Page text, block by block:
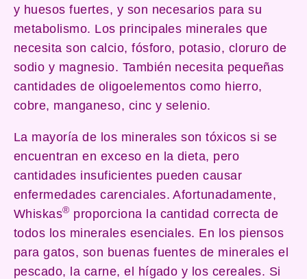
y huesos fuertes, y son necesarios para su
metabolismo. Los principales minerales que
necesita son calcio, fósforo, potasio, cloruro de
sodio y magnesio. También necesita pequeñas
cantidades de oligoelementos como hierro,
cobre, manganeso, cinc y selenio.
La mayoría de los minerales son tóxicos si se
encuentran en exceso en la dieta, pero
cantidades insuficientes pueden causar
enfermedades carenciales. Afortunadamente,
Whiskas® proporciona la cantidad correcta de
todos los minerales esenciales. En los piensos
para gatos, son buenas fuentes de minerales el
pescado, la carne, el hígado y los cereales. Si